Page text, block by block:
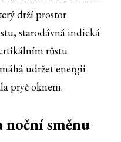
drží prostor
starodávná indická
růstu
udržet energii
pryč oknem.
noční směnu